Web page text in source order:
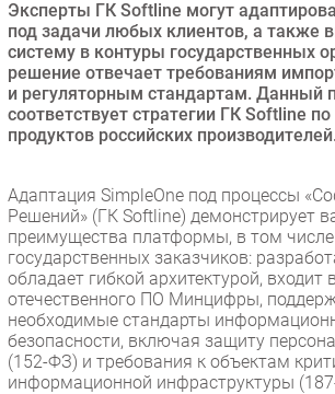
Эксперты ГК Softline могут
под задачи любых клиентов, а также
систему в контуры государственных
решение отвечает требованиям
и регуляторным стандартам. Данный
соответствует стратегии ГК Softline
продуктов российских производителей.
Адаптация SimpleOne под процессы
Решений» (ГК Softline) демонстрирует
преимущества платформы, в том
государственных заказчиков:
обладает гибкой архитектурой, входит
отечественного ПО Минцифры,
необходимые стандарты
безопасности, включая защиту
(152-ФЗ) и требования к объектам
информационной инфраструктуры